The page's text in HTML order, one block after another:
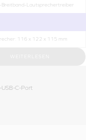
Breitband-Lautsprechertreiber
116 x 122 x 115 mm
C-Port